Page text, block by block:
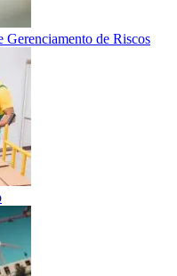
Gerenciamento de Riscos